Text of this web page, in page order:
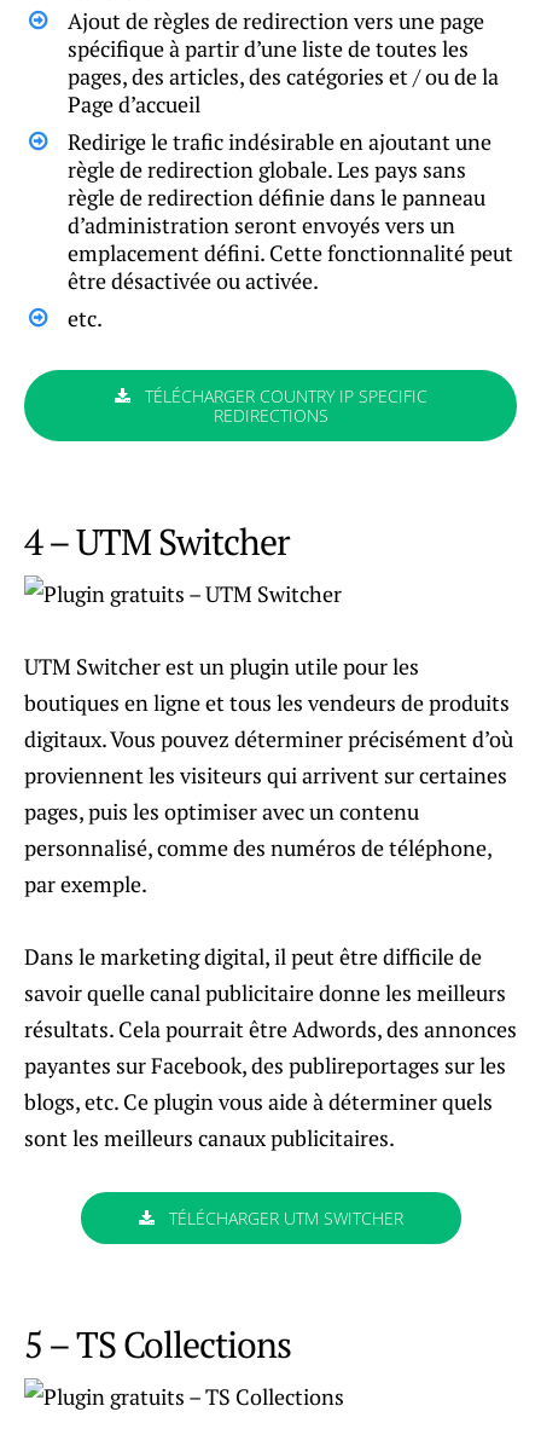
Ajout de règles de redirection vers une page
spécifique à partir d’une liste de toutes les
pages, des articles, des catégories et / ou de la
Page d’accueil
Redirige le trafic indésirable en ajoutant une
règle de redirection globale. Les pays sans
règle de redirection définie dans le panneau
d’administration seront envoyés vers un
emplacement défini. Cette fonctionnalité peut
être désactivée ou activée.
etc.
TÉLÉCHARGER COUNTRY IP SPECIFIC
REDIRECTIONS
4 – UTM Switcher
UTM Switcher est un plugin utile pour les
boutiques en ligne et tous les vendeurs de produits
digitaux. Vous pouvez déterminer précisément d’où
proviennent les visiteurs qui arrivent sur certaines
pages, puis les optimiser avec un contenu
personnalisé, comme des numéros de téléphone,
par exemple.
Dans le marketing digital, il peut être difficile de
savoir quelle canal publicitaire donne les meilleurs
résultats. Cela pourrait être Adwords, des annonces
payantes sur Facebook, des publireportages sur les
blogs, etc. Ce plugin vous aide à déterminer quels
sont les meilleurs canaux publicitaires.
TÉLÉCHARGER UTM SWITCHER
5 – TS Collections